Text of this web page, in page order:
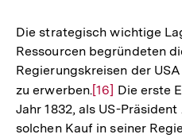
Die strategisch wichtige
Ressourcen begründeten
Regierungskreisen der
zu erwerben.Zur
Auflösung
der
[16] Die erste
Jahr 1832, als US-
solchen Kauf in seiner